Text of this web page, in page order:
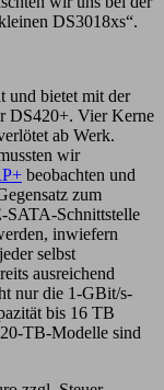
DS3018xs“.
und bietet mit der
DS420+. Vier Kerne
ab Werk.
wir
beobachten und
zum
SATA-Schnittstelle
inwiefern
selbst
ausreichend
nur die 1-GBit/s-
bis 16 TB
TB-Modelle sind